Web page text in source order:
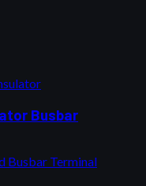
Busbar